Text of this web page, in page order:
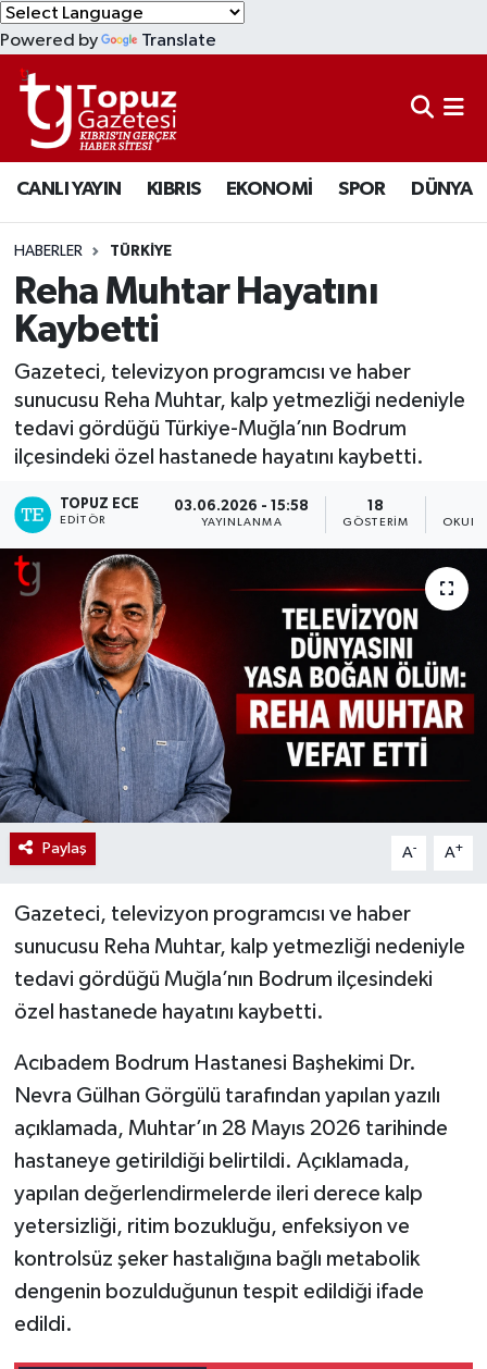
Powered by Translate
CANLI YAYIN KIBRIS EKONOMİ SPOR DÜNYA
HABERLER TÜRKİYE
Reha Muhtar Hayatını
Kaybetti
Gazeteci, televizyon programcısı ve haber
sunucusu Reha Muhtar, kalp yetmezliği nedeniyle
tedavi gördüğü Türkiye-Muğla’nın Bodrum
ilçesindeki özel hastanede hayatını kaybetti.
TOPUZ ECE
EDITÖR
03.06.2026 - 15:58
YAYINLANMA
18
GÖSTERIM
Paylaş A- A+
Gazeteci, televizyon programcısı ve haber
sunucusu Reha Muhtar, kalp yetmezliği nedeniyle
tedavi gördüğü Muğla’nın Bodrum ilçesindeki
özel hastanede hayatını kaybetti.
Acıbadem Bodrum Hastanesi Başhekimi Dr.
Nevra Gülhan Görgülü tarafından yapılan yazılı
açıklamada, Muhtar’ın 28 Mayıs 2026 tarihinde
hastaneye getirildiği belirtildi. Açıklamada,
yapılan değerlendirmelerde ileri derece kalp
yetersizliği, ritim bozukluğu, enfeksiyon ve
kontrolsüz şeker hastalığına bağlı metabolik
dengenin bozulduğunun tespit edildiği ifade
edildi.
KIBRIS
DÜNYA
EKONOMİ
MAGAZİN
SAĞLIK
SPOR
Lefkoşa Nöbetçi Eczaneler
Lefkoşa Hava Durumu
Lefkoşa Trafik Yoğunluk Haritası
Süper Lig Puan Durumu ve Fikstür
Tüm Manşetler
Son Dakika Haberleri